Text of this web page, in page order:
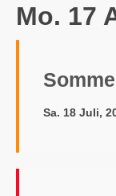
Mo. 17
Sa. 18 Juli,